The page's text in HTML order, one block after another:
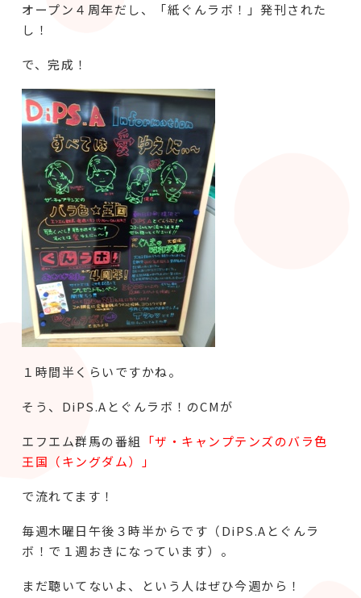
オープン４周年だし、「紙ぐんラボ！」発刊された
し！
で、完成！
１時間半くらいですかね。
そう、DiPS.Aとぐんラボ！のCMが
エフエム群馬の番組 「ザ・キャンプテンズのバラ色
王国（キングダム）」
で流れてます！
毎週木曜日午後３時半からです（DiPS.Aとぐんラ
ボ！で１週おきになっています）。
まだ聴いてないよ、という人はぜひ今週から！